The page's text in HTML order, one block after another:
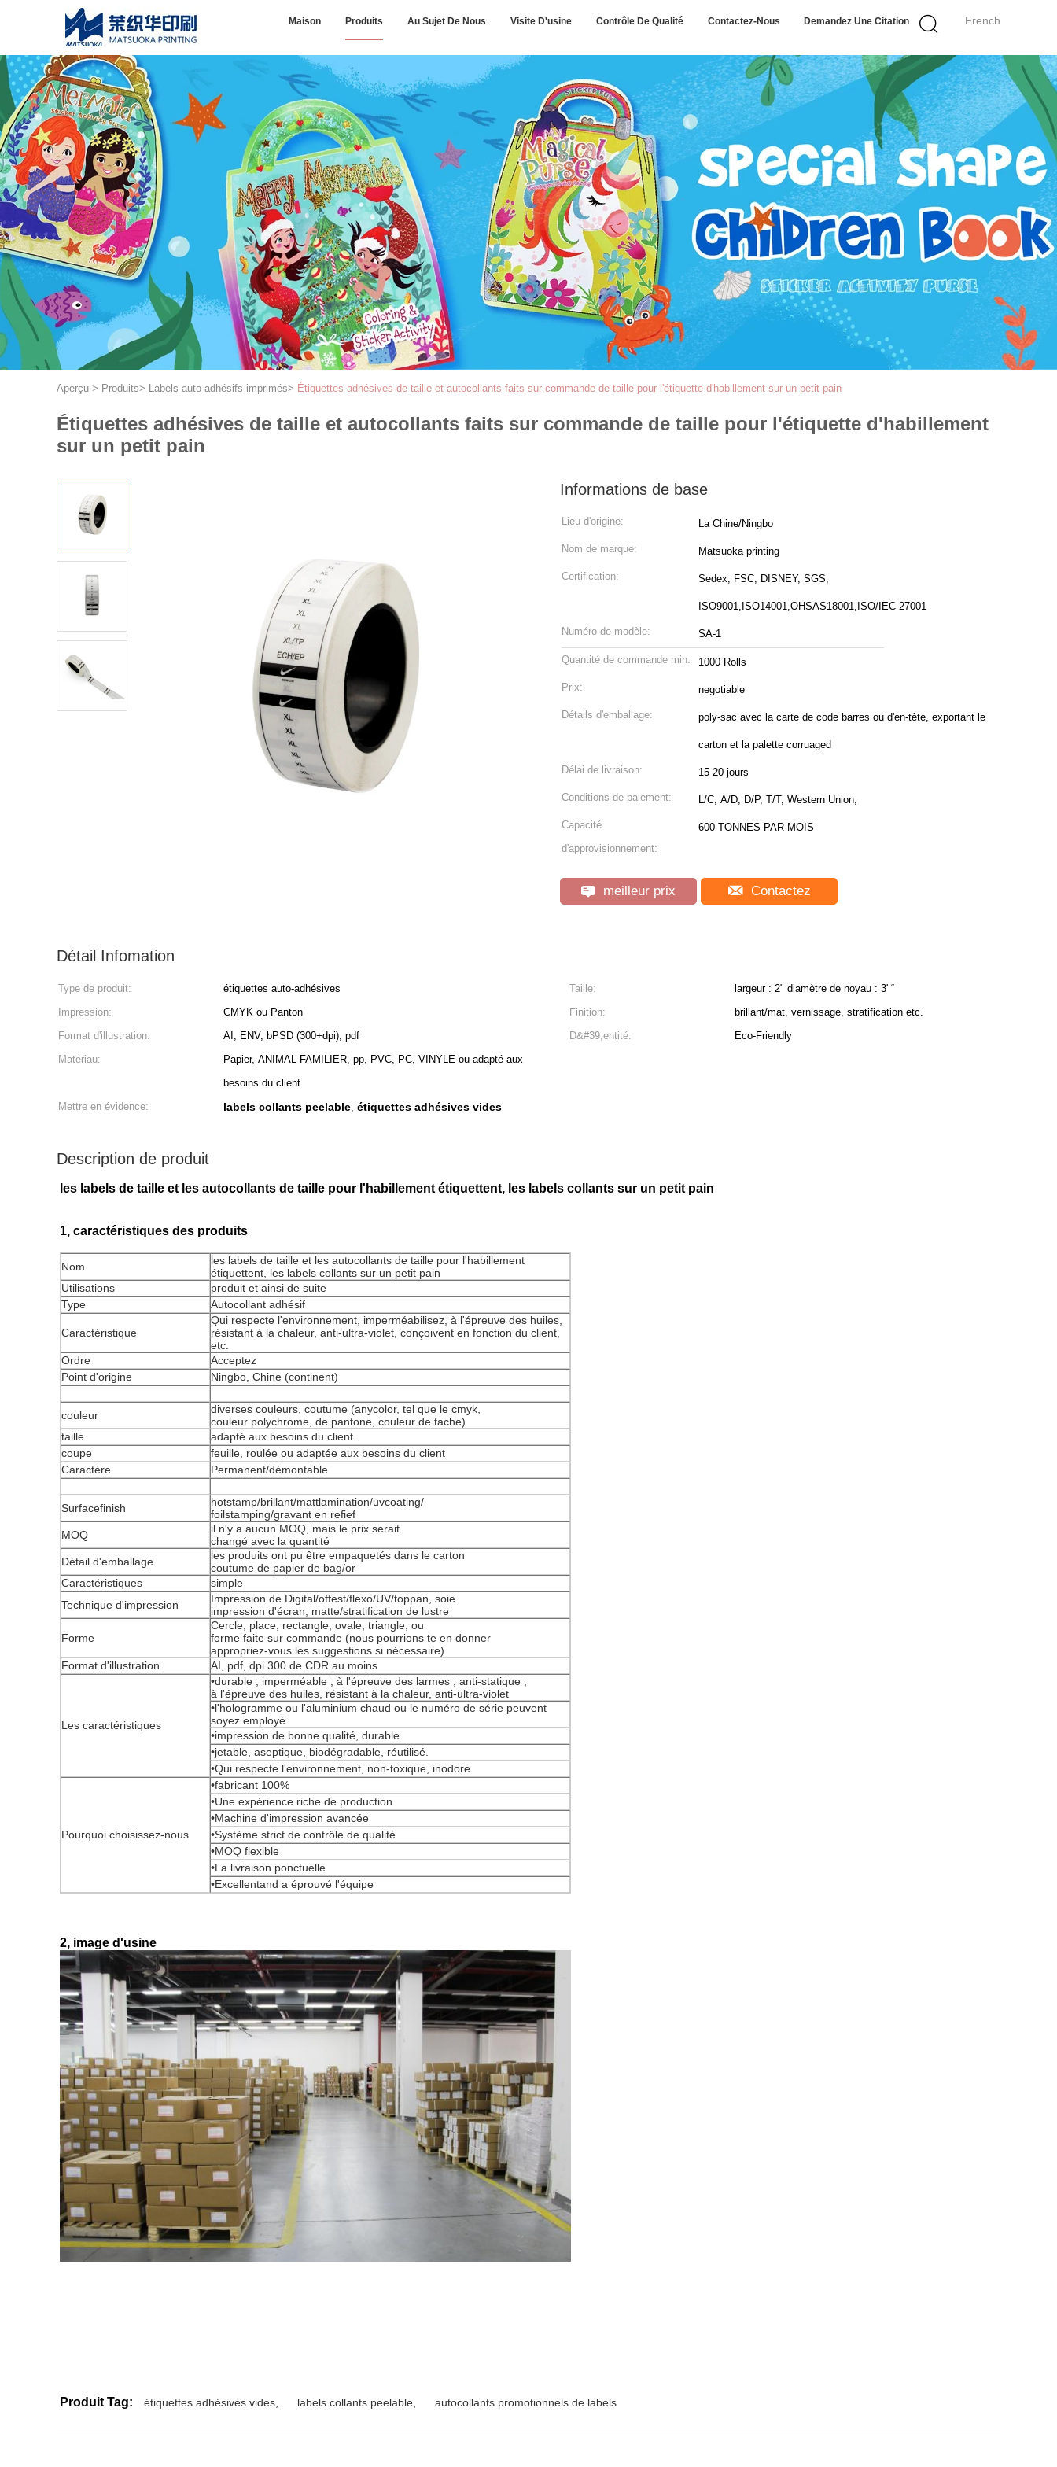
French
Maison Produits Au Sujet De Nous Visite D'usine Contrôle De Qualité Contactez-Nous Demandez Une Citation
Aperçu > Produits> Labels auto-adhésifs imprimés> Étiquettes adhésives de taille et autocollants faits sur commande de taille pour l'étiquette d'habillement sur un petit pain
Étiquettes adhésives de taille et autocollants faits sur commande de taille pour l'étiquette d'habillement
sur un petit pain
Informations de base
Lieu d'origine: La Chine/Ningbo
Nom de marque: Matsuoka printing
Certification: Sedex, FSC, DISNEY, SGS,
ISO9001,ISO14001,OHSAS18001,ISO/IEC 27001
Numéro de modèle: SA-1
Quantité de commande min: 1000 Rolls
Prix: negotiable
Détails d'emballage: poly-sac avec la carte de code barres ou d'en-tête, exportant le
carton et la palette corruaged
Délai de livraison: 15-20 jours
Conditions de paiement: L/C, A/D, D/P, T/T, Western Union,
Capacité
d'approvisionnement:
600 TONNES PAR MOIS
meilleur prix Contactez
Détail Infomation
Type de produit: étiquettes auto-adhésives Taille:
largeur : 2" diamètre de noyau : 3' “
Impression:
CMYK ou Panton Finition:
brillant/mat, vernissage, stratification etc.
Format d'illustration:
AI, ENV, bPSD (300+dpi), pdf D&#39;entité:
Eco-Friendly
Matériau:
Papier, ANIMAL FAMILIER, pp, PVC, PC, VINYLE ou adapté aux
besoins du client
Mettre en évidence:
labels collants peelable, étiquettes adhésives vides
Description de produit
les labels de taille et les autocollants de taille pour l'habillement étiquettent, les labels collants sur un petit pain
1, caractéristiques des produits
Nom
les labels de taille et les autocollants de taille pour l'habillement
étiquettent, les labels collants sur un petit pain
Utilisations
produit et ainsi de suite
Type
Autocollant adhésif
Caractéristique
Qui respecte l'environnement, imperméabilisez, à l'épreuve des huiles,
résistant à la chaleur, anti-ultra-violet, conçoivent en fonction du client,
etc.
Ordre
Acceptez
Point d'origine
Ningbo, Chine (continent)
couleur
diverses couleurs, coutume (anycolor, tel que le cmyk,
couleur polychrome, de pantone, couleur de tache)
taille
adapté aux besoins du client
coupe
feuille, roulée ou adaptée aux besoins du client
Caractère
Permanent/démontable
Surfacefinish
hotstamp/brillant/mattlamination/uvcoating/
foilstamping/gravant en refief
MOQ
il n'y a aucun MOQ, mais le prix serait
changé avec la quantité
Détail d'emballage
les produits ont pu être empaquetés dans le carton
coutume de papier de bag/or
Caractéristiques
simple
Technique d'impression
Impression de Digital/offest/flexo/UV/toppan, soie
impression d'écran, matte/stratification de lustre
Forme
Cercle, place, rectangle, ovale, triangle, ou
forme faite sur commande (nous pourrions te en donner
appropriez-vous les suggestions si nécessaire)
Format d'illustration
AI, pdf, dpi 300 de CDR au moins
Les caractéristiques
•durable ; imperméable ; à l'épreuve des larmes ; anti-statique ;
à l'épreuve des huiles, résistant à la chaleur, anti-ultra-violet
•l'hologramme ou l'aluminium chaud ou le numéro de série peuvent
soyez employé
•impression de bonne qualité, durable
•jetable, aseptique, biodégradable, réutilisé.
•Qui respecte l'environnement, non-toxique, inodore
Pourquoi choisissez-nous
•fabricant 100%
•Une expérience riche de production
•Machine d'impression avancée
•Système strict de contrôle de qualité
•MOQ flexible
•La livraison ponctuelle
•Excellentand a éprouvé l'équipe
2, image d'usine
Produit Tag: étiquettes adhésives vides labels collants peelable autocollants promotionnels de labels